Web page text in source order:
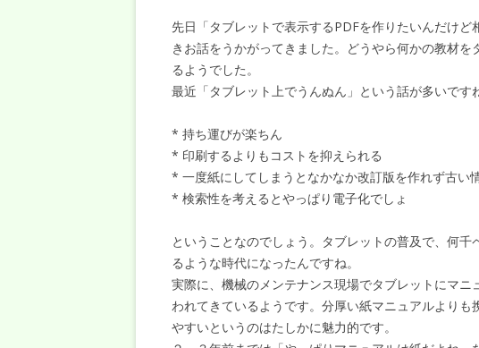
先日「タブレットで表示するPDFを作りたいんだけ
きお話をうかがってきました。どうやら何かの教材
るようでした。
最近「タブレット上でうんぬん」という話が多いです
* 持ち運びが楽ちん
* 印刷するよりもコストを抑えられる
* 一度紙にしてしまうとなかなか改訂版を作れず古い
* 検索性を考えるとやっぱり電子化でしょ
ということなのでしょう。タブレットの普及で、何
るような時代になったんですね。
実際に、機械のメンテナンス現場でタブレットにマ
われてきているようです。分厚い紙マニュアルより
やすいというのはたしかに魅力的です。